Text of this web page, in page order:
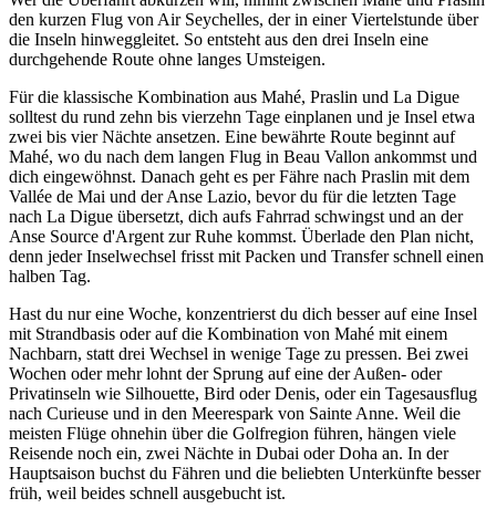
den kurzen Flug von Air Seychelles, der in einer Viertelstunde über
die Inseln hinweggleitet. So entsteht aus den drei Inseln eine
durchgehende Route ohne langes Umsteigen.
Für die klassische Kombination aus Mahé, Praslin und La Digue
solltest du rund zehn bis vierzehn Tage einplanen und je Insel etwa
zwei bis vier Nächte ansetzen. Eine bewährte Route beginnt auf
Mahé, wo du nach dem langen Flug in Beau Vallon ankommst und
dich eingewöhnst. Danach geht es per Fähre nach Praslin mit dem
Vallée de Mai und der Anse Lazio, bevor du für die letzten Tage
nach La Digue übersetzt, dich aufs Fahrrad schwingst und an der
Anse Source d'Argent zur Ruhe kommst. Überlade den Plan nicht,
denn jeder Inselwechsel frisst mit Packen und Transfer schnell einen
halben Tag.
Hast du nur eine Woche, konzentrierst du dich besser auf eine Insel
mit Strandbasis oder auf die Kombination von Mahé mit einem
Nachbarn, statt drei Wechsel in wenige Tage zu pressen. Bei zwei
Wochen oder mehr lohnt der Sprung auf eine der Außen- oder
Privatinseln wie Silhouette, Bird oder Denis, oder ein Tagesausflug
nach Curieuse und in den Meerespark von Sainte Anne. Weil die
meisten Flüge ohnehin über die Golfregion führen, hängen viele
Reisende noch ein, zwei Nächte in Dubai oder Doha an. In der
Hauptsaison buchst du Fähren und die beliebten Unterkünfte besser
früh, weil beides schnell ausgebucht ist.